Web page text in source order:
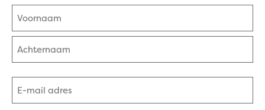
Naam
(Vereist)
Voornaam
E-
mailadres
(Vereist)